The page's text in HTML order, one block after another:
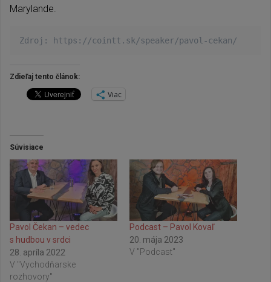
Marylande.
Zdroj: https://cointt.sk/speaker/pavol-cekan/
Zdieľaj tento článok:
Viac
Súvisiace
Pavol Čekan – vedec
s hudbou v srdci
28. apríla 2022
V "Vychodňarske
rozhovory"
Podcast – Pavol Kovaľ
20. mája 2023
V "Podcast"